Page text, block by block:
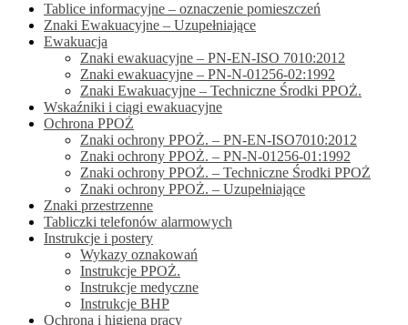
Tablice informacyjne – oznaczenie pomieszczeń
Znaki Ewakuacyjne – Uzupełniające
Ewakuacja
Znaki ewakuacyjne – PN-EN-ISO 7010:2012
Znaki ewakuacyjne – PN-N-01256-02:1992
Znaki Ewakuacyjne – Techniczne Środki PPOŻ.
Wskaźniki i ciągi ewakuacyjne
Ochrona PPOŻ
Znaki ochrony PPOŻ. – PN-EN-ISO7010:2012
Znaki ochrony PPOŻ. – PN-N-01256-01:1992
Znaki ochrony PPOŻ. – Techniczne Środki PPOŻ
Znaki ochrony PPOŻ. – Uzupełniające
Znaki przestrzenne
Tabliczki telefonów alarmowych
Instrukcje i postery
Wykazy oznakowań
Instrukcje PPOŻ.
Instrukcje medyczne
Instrukcje BHP
Ochrona i higiena pracy